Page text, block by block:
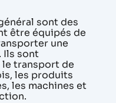
sont des
être équipés de
une
Ils sont
transport de
les produits
les machines et